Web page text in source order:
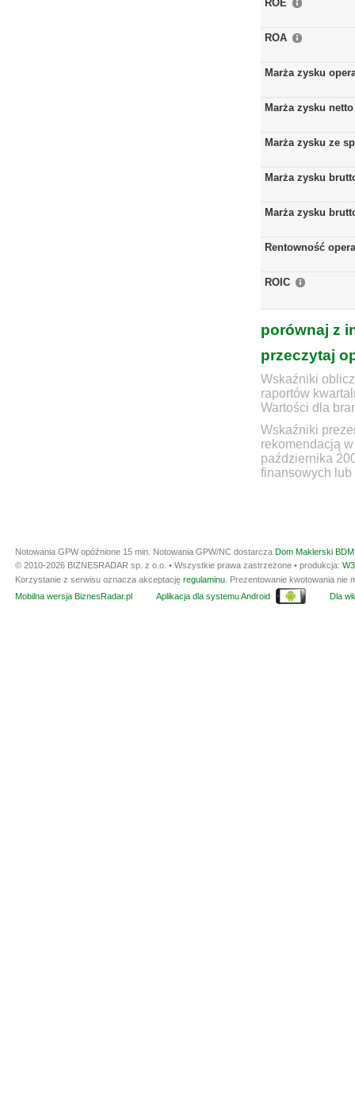
ROE
ROA
Marża zysku
Marża zysku netto
Marża zysku ze
Marża zysku
Marża zysku
Rentowność
ROIC
porównaj z
przeczytaj
Wskaźniki
raportów
Wartości dla
Wskaźniki
rekomendacją
października
finansowych lub
Notowania GPW opóźnione 15 min. Notowania GPW/NC dostarcza Dom Maklerski
© 2010-2026 BIZNESRADAR sp. z o.o. • Wszystkie prawa zastrzeżone • produkcja:
Korzystanie z serwisu oznacza akceptację regulaminu . Prezentowanie kwotowania
Mobilna wersja BiznesRadar.pl
Aplikacja dla systemu Android Dla